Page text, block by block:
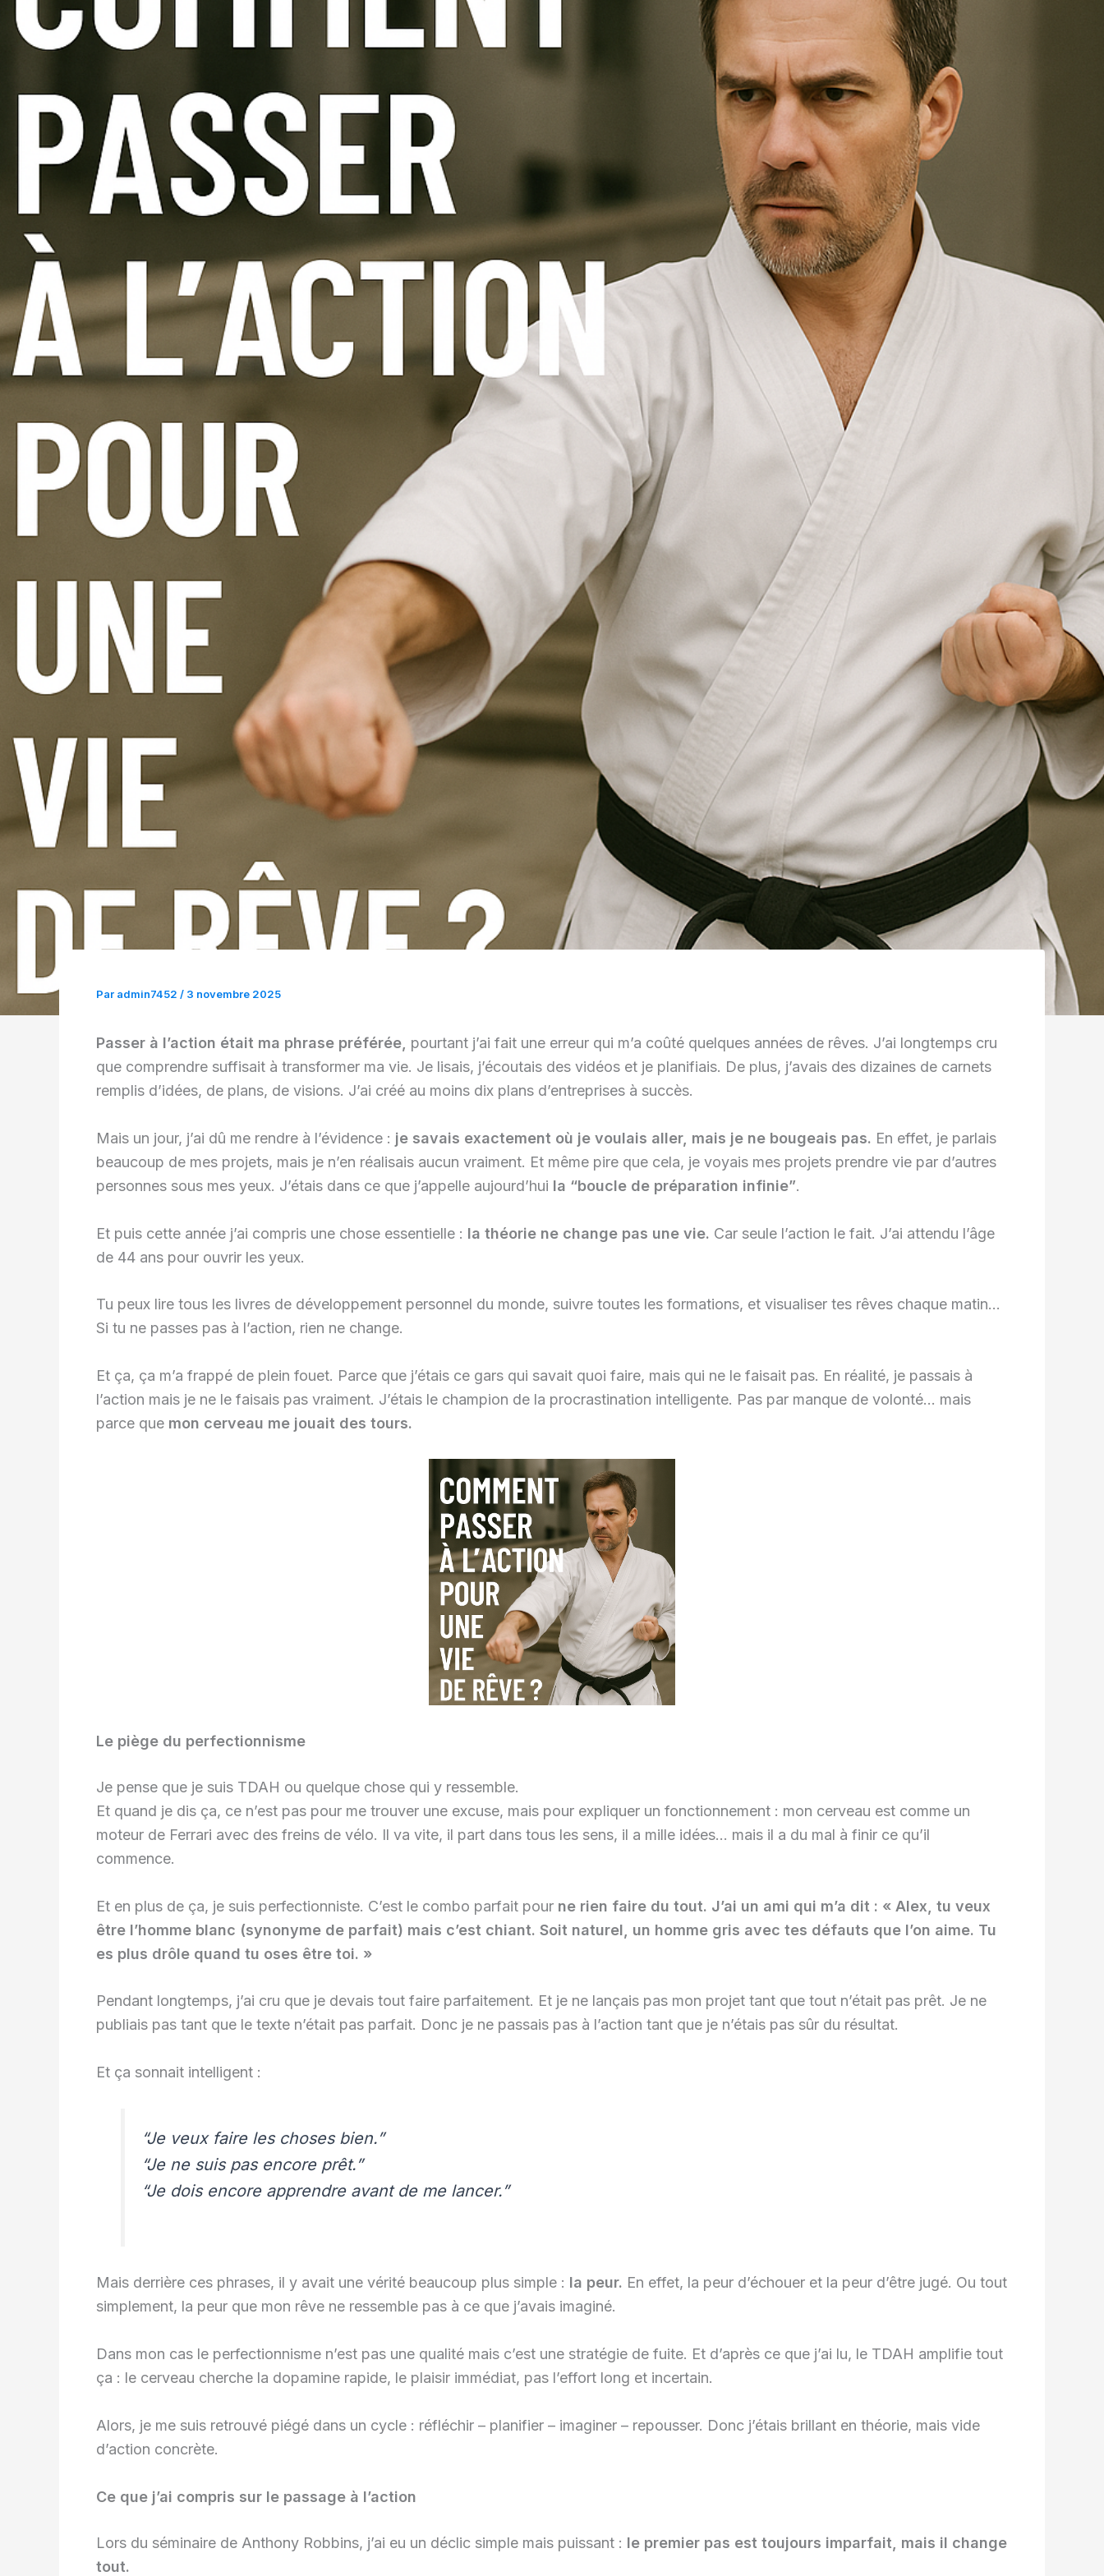
Par admin7452 / 3 novembre 2025
Passer à l’action était ma phrase préférée, pourtant j’ai fait une erreur qui m’a coûté quelques années de rêves. J’ai longtemps cru
que comprendre suffisait à transformer ma vie. Je lisais, j’écoutais des vidéos et je planifiais. De plus, j’avais des dizaines de carnets
remplis d’idées, de plans, de visions. J’ai créé au moins dix plans d’entreprises à succès.
Mais un jour, j’ai dû me rendre à l’évidence : je savais exactement où je voulais aller, mais je ne bougeais pas. En effet, je parlais
beaucoup de mes projets, mais je n’en réalisais aucun vraiment. Et même pire que cela, je voyais mes projets prendre vie par d’autres
personnes sous mes yeux. J’étais dans ce que j’appelle aujourd’hui la “boucle de préparation infinie”.
Et puis cette année j’ai compris une chose essentielle : la théorie ne change pas une vie. Car seule l’action le fait. J’ai attendu l’âge
de 44 ans pour ouvrir les yeux.
Tu peux lire tous les livres de développement personnel du monde, suivre toutes les formations, et visualiser tes rêves chaque matin…
Si tu ne passes pas à l’action, rien ne change.
Et ça, ça m’a frappé de plein fouet. Parce que j’étais ce gars qui savait quoi faire, mais qui ne le faisait pas. En réalité, je passais à
l’action mais je ne le faisais pas vraiment. J’étais le champion de la procrastination intelligente. Pas par manque de volonté… mais
parce que mon cerveau me jouait des tours.
Le piège du perfectionnisme
Je pense que je suis TDAH ou quelque chose qui y ressemble.
Et quand je dis ça, ce n’est pas pour me trouver une excuse, mais pour expliquer un fonctionnement : mon cerveau est comme un
moteur de Ferrari avec des freins de vélo. Il va vite, il part dans tous les sens, il a mille idées… mais il a du mal à finir ce qu’il
commence.
Et en plus de ça, je suis perfectionniste. C’est le combo parfait pour ne rien faire du tout. J’ai un ami qui m’a dit : « Alex, tu veux
être l’homme blanc (synonyme de parfait) mais c’est chiant. Soit naturel, un homme gris avec tes défauts que l’on aime. Tu
es plus drôle quand tu oses être toi. »
Pendant longtemps, j’ai cru que je devais tout faire parfaitement. Et je ne lançais pas mon projet tant que tout n’était pas prêt. Je ne
publiais pas tant que le texte n’était pas parfait. Donc je ne passais pas à l’action tant que je n’étais pas sûr du résultat.
Et ça sonnait intelligent :
“Je veux faire les choses bien.”
“Je ne suis pas encore prêt.”
“Je dois encore apprendre avant de me lancer.”
Mais derrière ces phrases, il y avait une vérité beaucoup plus simple : la peur. En effet, la peur d’échouer et la peur d’être jugé. Ou tout
simplement, la peur que mon rêve ne ressemble pas à ce que j’avais imaginé.
Dans mon cas le perfectionnisme n’est pas une qualité mais c’est une stratégie de fuite. Et d’après ce que j’ai lu, le TDAH amplifie tout
ça : le cerveau cherche la dopamine rapide, le plaisir immédiat, pas l’effort long et incertain.
Alors, je me suis retrouvé piégé dans un cycle : réfléchir – planifier – imaginer – repousser. Donc j’étais brillant en théorie, mais vide
d’action concrète.
Ce que j’ai compris sur le passage à l’action
Lors du séminaire de Anthony Robbins, j’ai eu un déclic simple mais puissant : le premier pas est toujours imparfait, mais il change
tout.